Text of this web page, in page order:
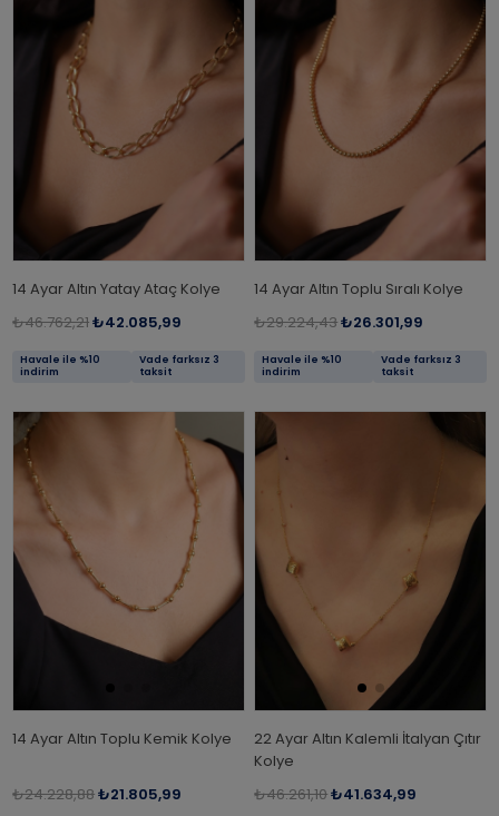
14 Ayar Altın Yatay Ataç Kolye
₺46.762,21₺42.085,99
Havale ile %10
indirim
Vade farksız 3
taksit
14 Ayar Altın Toplu Sıralı Kolye
₺29.224,43₺26.301,99
Havale ile %10
indirim
Vade farksız 3
taksit
14 Ayar Altın Toplu Kemik Kolye
₺24.228,88₺21.805,99
22 Ayar Altın Kalemli İtalyan Çıtır
Kolye
₺46.261,10₺41.634,99